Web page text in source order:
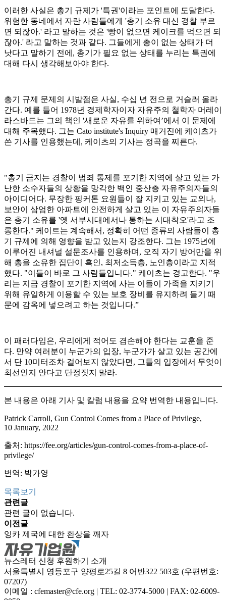
이러한 사실은 총기 규제가 '특권'이라는 포인트에 도달한다.
위험한 동네에서 자란 사람들에게 '총기 소유 대신 경찰 부르
면 되잖아.' 라고 말하는 것은 '빵이 없으면 케이크를 먹으면 되
잖아.' 라고 말하는 것과 같다. 그들에게 총이 없는 상태가 더
낫다고 말하기 전에, 총기가 필요 없는 상태를 누리는 특권에
대해 다시 생각해보아야 한다.
총기 규제 문제의 시발점은 사실, 수십 년 전으로 거슬러 올라
간다. 예를 들어 1978년 경제학자이자 자유주의 철학자 머레이
라스바드는 그의 책인 '새로운 자유를 위하여’에서 이 문제에
대해 주목했다. 그는 Cato institute's Inquiry 매거진에 케이츠가
쓴 기사를 인용했는데, 케이츠의 기사는 정곡을 찌른다.
"총기 금지는 경찰이 범죄 통제를 포기한 지역에 살고 있는 가
난한 소수자들의 상황을 망각한 백인 중산층 자유주의자들의
아이디어다. 무장한 핑커톤 요원들이 잘 지키고 있는 교외나,
보안이 삼엄한 아파트에 안전하게 살고 있는 이 자유주의자들
은 총기 소유를 '옛 서부시대에서나 통하는 시대착오'라고 조
롱한다." 케이트는 계속해서, 정확히 어떤 종류의 사람들이 총
기 규제에 의해 영향을 받고 있는지 강조한다. 그는 1975년에
이루어진 내셔널 설문조사를 인용하며, 오직 자기 방어만을 위
해 총을 소유한 집단이 흑인, 최저소득층, 노인층이라고 지적
했다. "이들이 바로 그 사람들입니다." 케이츠는 경고한다. "우
리는 지금 경찰이 포기한 지역에 사는 이들이 가족을 지키기
위해 유일하게 이용할 수 있는 보호 장비를 유지하려 들기 때
문에 감옥에 넣으려고 하는 것입니다.”
이 패러다임은, 우리에게 적어도 겸손해야 한다는 교훈을 준
다. 만약 여러분이 누군가의 입장, 누군가가 살고 있는 공간에
서 단 10미터조차 걸어보지 않았다면, 그들의 입장에서 무엇이
최선인지 안다고 단정짓지 말라.
본 내용은 아래 기사 및 칼럼 내용을 요약 번역한 내용입니다.
Patrick Carroll, Gun Control Comes from a Place of Privilege,
10 January, 2022
출처: https://fee.org/articles/gun-control-comes-from-a-place-of-
privilege/
번역: 박가영
목록보기
관련글
관련 글이 없습니다.
이전글
잉카 제국에 대한 환상을 깨자
뉴스레터 신청 후원하기
소개
서울특별시 영등포구 양평로25길 8 어반322 503호 (우편번호:
07207)
이메일 : cfemaster@cfe.org | TEL: 02-3774-5000 | FAX: 02-6009-